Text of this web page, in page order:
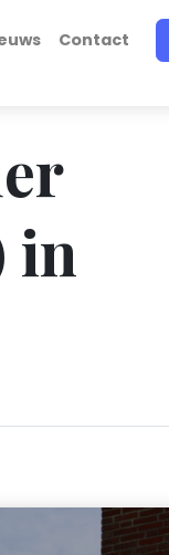
Contact
in